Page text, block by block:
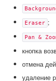
Eraser ;
Pan &
кнопка
отмена
удаление